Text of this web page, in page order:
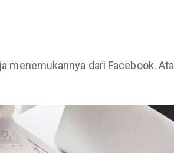
dari Facebook.